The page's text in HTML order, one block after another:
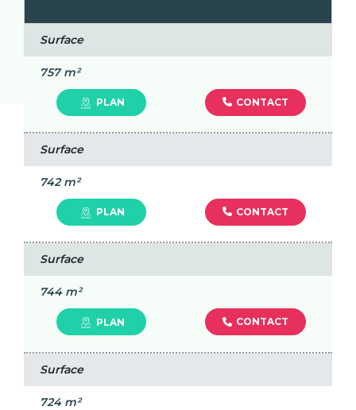
Surface
757 m²
PLAN CONTACT
Surface
742 m²
PLAN CONTACT
Surface
744 m²
PLAN CONTACT
Surface
724 m²